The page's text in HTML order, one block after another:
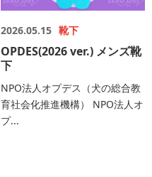
2026.05.15 靴下
OPDES(2026 ver.) メンズ靴
下
NPO法人オプデス（犬の総合教
育社会化推進機構） NPO法人オ
プ...